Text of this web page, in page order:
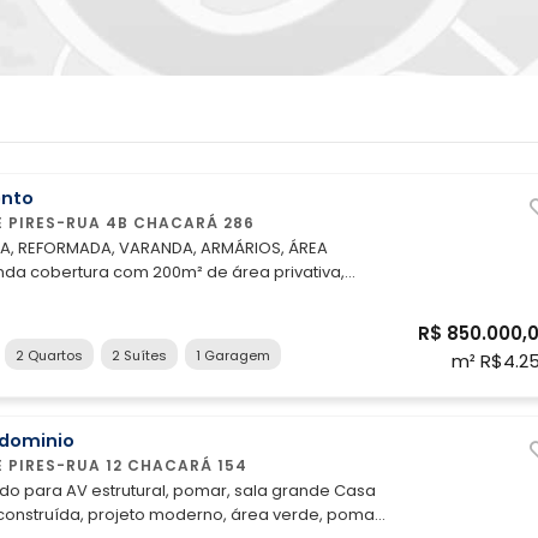
PIRES-RUA 4B CHACARÁ 286
REFORMADA, VARANDA, ARMÁRIOS, ÁREA
em brinquedoteca. Na cozinha ficam o
exaustor; as cortinas também permaneceram.
sala, 1 banheiro social e área gourmet com
completa. Características do
* Reformada * Elevador * 200m² de área
2 Quartos 2 Suítes 1 Garagem
R$
m²
PIRES-RUA 12 CHACARÁ 154
para AV estrutural, pomar, sala grande Casa
projeto moderno, área verde, pomar